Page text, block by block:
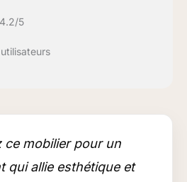
5
ce mobilier pour un
qui allie esthétique et